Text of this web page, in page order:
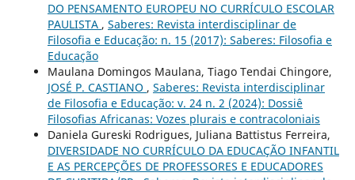
DO PENSAMENTO EUROPEU NO CURRÍCULO ESCOLAR
PAULISTA , Saberes: Revista interdisciplinar de
Filosofia e Educação: n. 15 (2017): Saberes: Filosofia e
Educação
Maulana Domingos Maulana, Tiago Tendai Chingore,
JOSÉ P. CASTIANO , Saberes: Revista interdisciplinar
de Filosofia e Educação: v. 24 n. 2 (2024): Dossiê
Filosofias Africanas: Vozes plurais e contracoloniais
Daniela Gureski Rodrigues, Juliana Battistus Ferreira,
DIVERSIDADE NO CURRÍCULO DA EDUCAÇÃO INFANTIL
E AS PERCEPÇÕES DE PROFESSORES E EDUCADORES